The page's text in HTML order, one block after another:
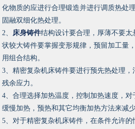
化物质的应进行合理锻造并进行调质热处
固融双细化热处理。
2、 床身铸件结构设计要合理，厚薄不要
状较大铸件要掌握变形规律，预留加工量
用组合结构。
3、精密复杂机床铸件要进行预先热处理
残余应力。
4、合理选择加热温度，控制加热速度，
缓慢加热，预热和其它均衡加热方法来
5、对于精密复杂机床铸件，在条件允许